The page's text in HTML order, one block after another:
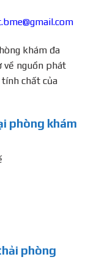
khám đa
về nguồn phát
chất của
phòng khám
phòng